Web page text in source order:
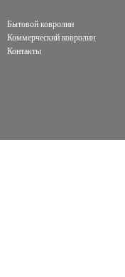
Бытовой ковролин
Коммерческий ковролин
Контакты